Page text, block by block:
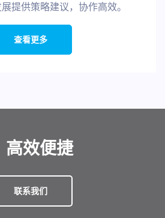
提供策略建议，协作高效。
查看更多
高效便捷
联系我们